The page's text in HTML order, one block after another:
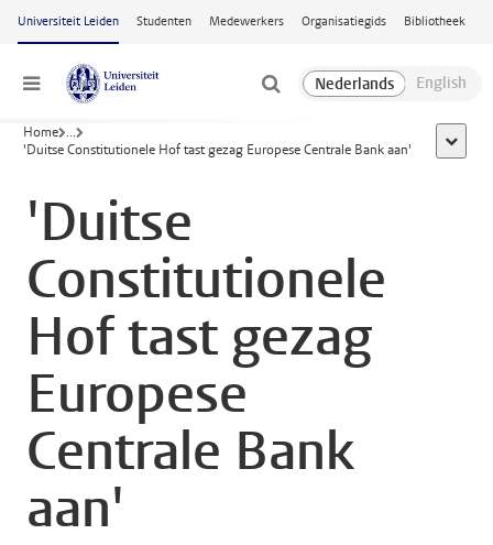
Ga naar hoofdinhoud
Universiteit Leiden Studenten Medewerkers Organisatiegids Bibliotheek
Menu
Home ...
'Duitse Constitutionele Hof tast gezag Europese Centrale Bank aan'
toon
'Duitse
Constitutionele
Hof tast gezag
Europese
Centrale Bank
aan'